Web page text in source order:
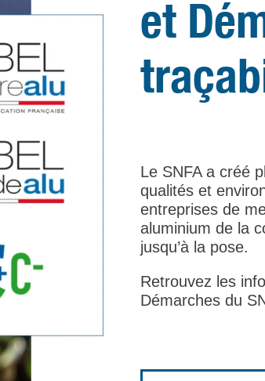
et
Le SNFA a créé
qualités et
entreprises de
aluminium de la
jusqu’à la pose.
Retrouvez les
Démarches du